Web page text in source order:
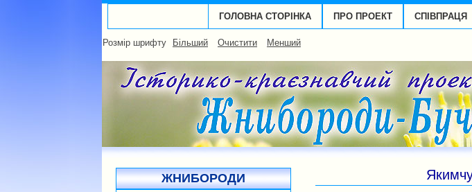
ГОЛОВНА СТОРІНКА ПРО ПРОЕКТ СПІВПРАЦЯ
Розмір шрифту Більший Очистити Менший
ЖНИБОРОДИ